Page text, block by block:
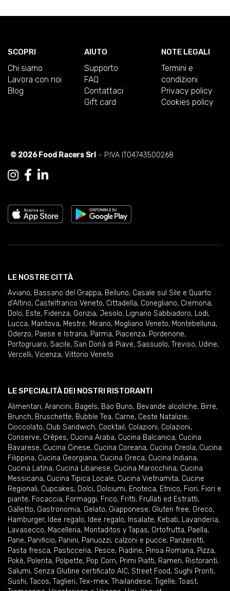
SCOPRI
Chi siamo
Lavora con noi
Blog
AIUTO
Supporto
FAQ
Contattaci
Gift card
NOTE LEGALI
Termini e
condizioni
Privacy policy
Cookies policy
© 2026 Food Racers Srl - P.IVA IT04743500268
LE NOSTRE CITTÀ
Aviano, Bassano del Grappa, Belluno, Casale sul Sile e Quarto
d'Altino, Castelfranco Veneto, Cittadella, Conegliano, Cremona,
Dolo, Este, Fidenza, Gorizia, Jesolo, Lignano Sabbiadoro, Lodi,
Lucca, Mantova, Mestre, Mirano, Mogliano Veneto, Montebelluna,
Oderzo, Paese e Istrana, Parma, Piacenza, Pordenone,
Portogruaro, Sacile, San Donà di Piave, Sassuolo, Treviso, Udine,
Vercelli, Vicenza, Vittorio Veneto
LE SPECIALITÀ DEI NOSTRI RISTORANTI
Alimentari, Arancini, Bagels, Bao Buns, Bevande alcoliche, Birre,
Brunch, Bruschette, Bubble Tea, Carne, Ceste Natalizie,
Cioccolato, Club Sandwich, Cocktail , Colazioni, Colazioni,
Conserve, Crêpes, Cucina Araba, Cucina Balcanica, Cucina
Bavarese, Cucina Cinese, Cucina Coreana, Cucina Creola, Cucina
Filippina, Cucina Georgiana, Cucina Greca, Cucina Indiana,
Cucina Latina, Cucina Libanese, Cucina Marocchina, Cucina
Messicana, Cucina Tipica Locale, Cucina Vietnamita, Cucine
Regionali, Cupcakes, Dolci, Dolciumi, Enoteca, Etnico, Fiori, Fiori e
piante, Focaccia, Formaggi, Frico, Fritti, Frullati ed Estratti,
Galletto, Gastronomia, Gelato, Giapponese, Gluten free, Greco,
Hamburger, Idee regalo, Idee regalo, Insalate, Kebab, Lavanderia,
Lavasecco, Macelleria, Montaditos y Tapas, Ortofrutta, Paella,
Pane, Panificio, Panini, Panuozzi, calzoni e pucce, Panzerotti,
Pasta fresca, Pasticceria, Pesce, Piadine, Pinsa Romana, Pizza,
Pokè, Polenta, Polpette, Pop Corn, Primi Piatti, Ramen, Ristoranti,
Salumi, Senza Glutine certificato AIC, Street Food, Sughi Pronti,
Sushi, Tacos, Taglieri, Tex-mex, Thailandese, Tigelle, Toast,